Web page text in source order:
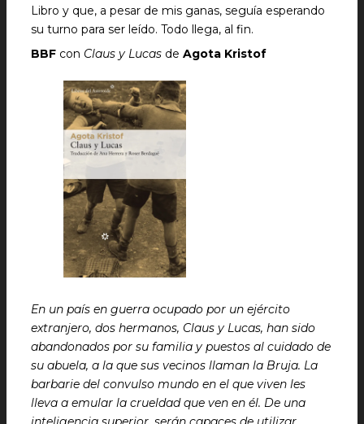
Libro y que, a pesar de mis ganas, seguía esperando
su turno para ser leído. Todo llega, al fin.
BBF con Claus y Lucas de Agota Kristof
En un país en guerra ocupado por un ejército
extranjero, dos hermanos, Claus y Lucas, han sido
abandonados por su familia y puestos al cuidado de
su abuela, a la que sus vecinos llaman la Bruja. La
barbarie del convulso mundo en el que viven les
lleva a emular la crueldad que ven en él. De una